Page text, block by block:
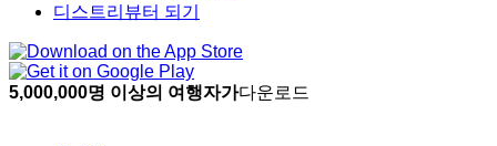
디스트리뷰터 되기
5,000,000명 이상의 여행자가다운로드